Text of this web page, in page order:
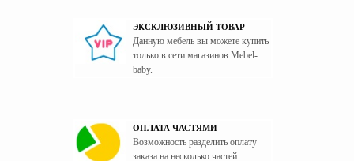
Сплошное дно
Универсальный
Страна производитель
ЭКСКЛЮЗИВНЫЙ ТОВАР
Данную мебель вы можете купить
только в сети магазинов Mebel-
baby.
ОПЛАТА ЧАСТЯМИ
Возможность разделить оплату
заказа на несколько частей.